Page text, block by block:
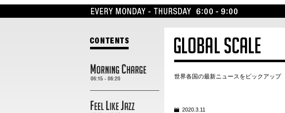
世界各国の最新ニュースをピックアップ
2020.3.11